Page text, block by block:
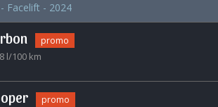
Facelift - 2024
promo
l/100 km
promo